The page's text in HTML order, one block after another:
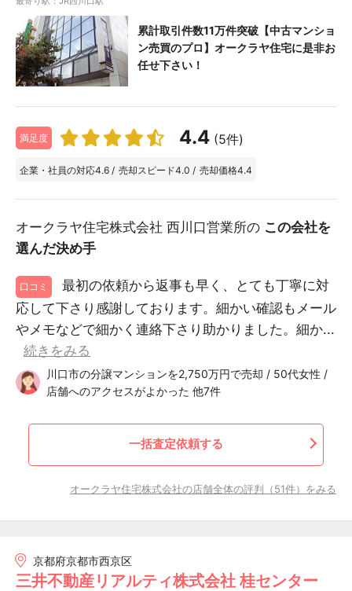
累計取引件数11万件突破【中古マンショ
ン売買のプロ】オークラヤ住宅に是非お
任せ下さい！
満足度 4.4 (5件)
企業・社員の対応4.6 / 売却スピード4.0 / 売却価格4.4
オークラヤ住宅株式会社 西川口営業所の この会社を
選んだ決め手
口コミ
最初の依頼から返事も早く、とても丁寧に対
応して下さり感謝しております。細かい確認もメール
やメモなどで細かく連絡下さり助かりました。細か...
続きをみる
川口市の分譲マンションを2,750万円で売却 / 50代女性 /
店舗へのアクセスがよかった 他7件
一括査定依頼する
オークラヤ住宅株式会社の店舗全体の評判（51件）をみる
京都府京都市西京区
三井不動産リアルティ株式会社 桂センター